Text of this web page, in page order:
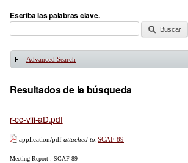
Escriba las palabras clave.
Mostrar
Advanced Search
Resultados de la búsqueda
r-cc-viii-aD.pdf
application/pdf attached to:SCAF-89
Meeting Report : SCAF-89